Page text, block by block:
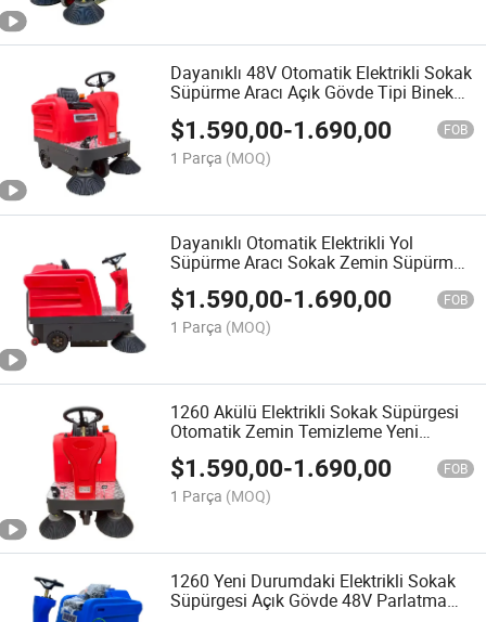
Dayanıklı 48V Otomatik Elektrikli Sokak
Süpürme Aracı Açık Gövde Tipi Binek
Yolu Zemin Süpürme Makinesi
$1.590,00-1.690,00 FOB
1 Parça (MOQ)
Dayanıklı Otomatik Elektrikli Yol
Süpürme Aracı Sokak Zemin Süpürme
Makinesi
$1.590,00-1.690,00 FOB
1 Parça (MOQ)
1260 Akülü Elektrikli Sokak Süpürgesi
Otomatik Zemin Temizleme Yeni
Durum Yol Süpürgesi 48V Parlatma
Kullanımı
$1.590,00-1.690,00 FOB
1 Parça (MOQ)
1260 Yeni Durumdaki Elektrikli Sokak
Süpürgesi Açık Gövde 48V Parlatma